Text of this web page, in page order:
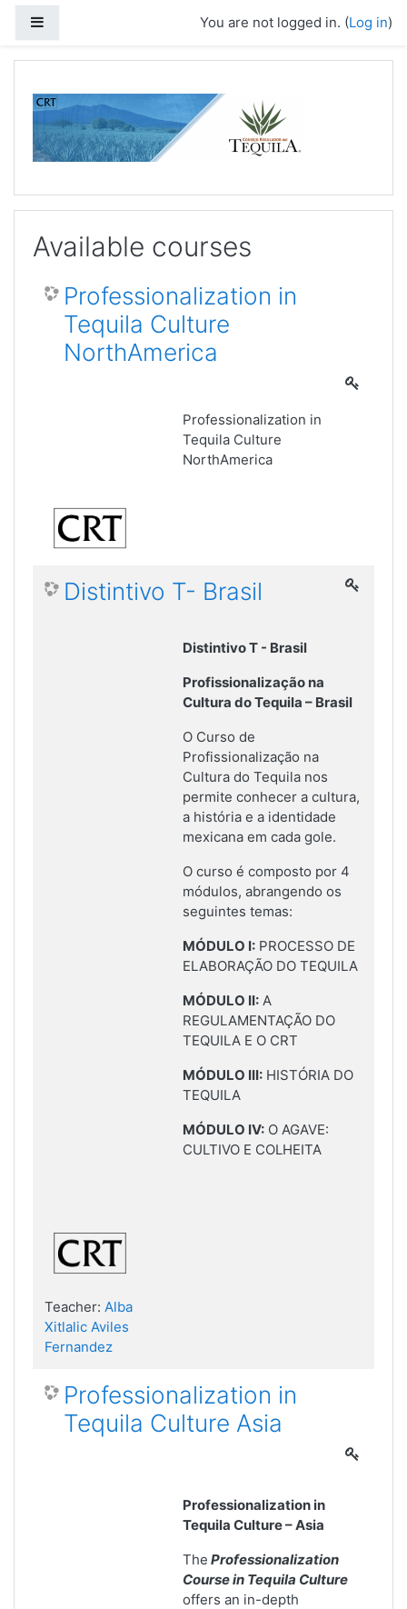
You are not logged in. (Log in)
Available courses
Professionalization in
Tequila Culture
NorthAmerica
Professionalization in
Tequila Culture
NorthAmerica
Distintivo T- Brasil
Distintivo T - Brasil
Profissionalização na
Cultura do Tequila – Brasil
O Curso de
Profissionalização na
Cultura do Tequila nos
permite conhecer a cultura,
a história e a identidade
mexicana em cada gole.
O curso é composto por 4
módulos, abrangendo os
seguintes temas:
MÓDULO I: PROCESSO DE
ELABORAÇÃO DO TEQUILA
MÓDULO II: A
REGULAMENTAÇÃO DO
TEQUILA E O CRT
MÓDULO III: HISTÓRIA DO
TEQUILA
MÓDULO IV: O AGAVE:
CULTIVO E COLHEITA
Teacher: Alba
Xitlalic Aviles
Fernandez
Professionalization in
Tequila Culture Asia
Professionalization in
Tequila Culture – Asia
The Professionalization
Course in Tequila Culture
offers an in-depth